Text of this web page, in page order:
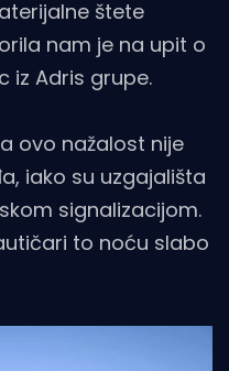
štete
nam je na upit o
iz Adris grupe.
ovo nažalost nije
iako su uzgajališta
signalizacijom.
to noću slabo